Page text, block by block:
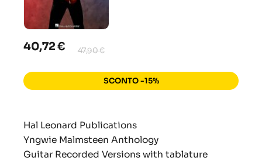
40,72 € 47,90 €
SCONTO -15%
Hal Leonard Publications
Yngwie Malmsteen Anthology
Guitar Recorded Versions with tablature